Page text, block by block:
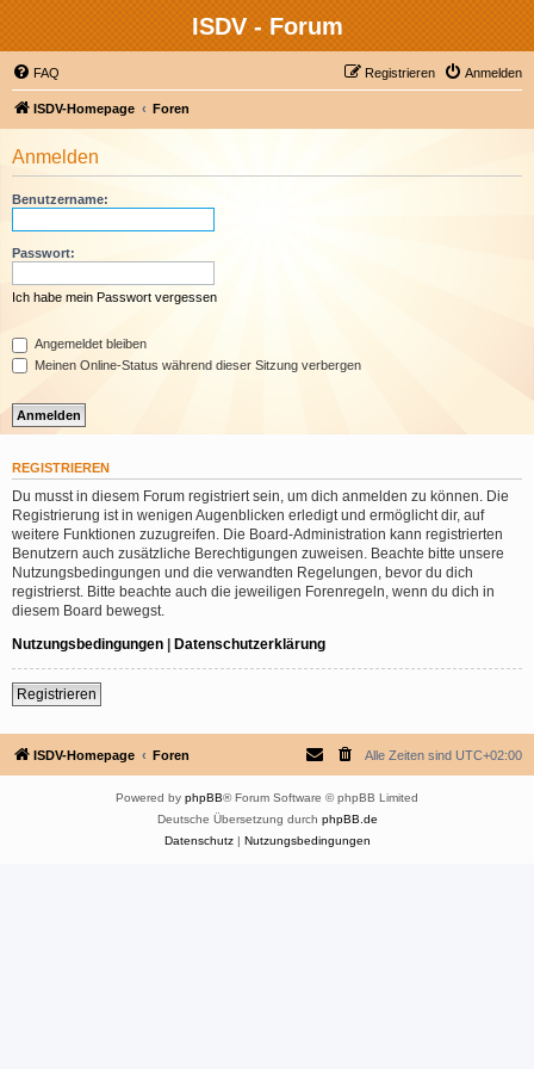
ISDV - Forum
FAQ Anmelden
Registrieren
ISDV-Homepage Foren
Anmelden
Benutzername:
Passwort:
Ich habe mein Passwort vergessen
Angemeldet bleiben
Meinen Online-Status während dieser Sitzung verbergen
REGISTRIEREN
Du musst in diesem Forum registriert sein, um dich anmelden zu können. Die
Registrierung ist in wenigen Augenblicken erledigt und ermöglicht dir, auf
weitere Funktionen zuzugreifen. Die Board-Administration kann registrierten
Benutzern auch zusätzliche Berechtigungen zuweisen. Beachte bitte unsere
Nutzungsbedingungen und die verwandten Regelungen, bevor du dich
registrierst. Bitte beachte auch die jeweiligen Forenregeln, wenn du dich in
diesem Board bewegst.
Nutzungsbedingungen | Datenschutzerklärung
Registrieren
ISDV-Homepage Foren Alle Zeiten sind UTC+02:00
Powered by phpBB® Forum Software © phpBB Limited
Deutsche Übersetzung durch phpBB.de
Datenschutz| Nutzungsbedingungen